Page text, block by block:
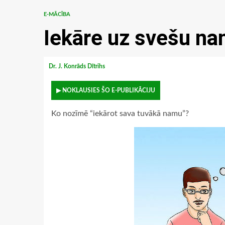
E-MĀCĪBA
Iekāre uz svešu
Dr. J. Konrāds Dītrihs
▶ NOKLAUSIES ŠO E-PUBLIKĀCIJU
Ko nozīmē “iekārot sava tuvākā namu”?